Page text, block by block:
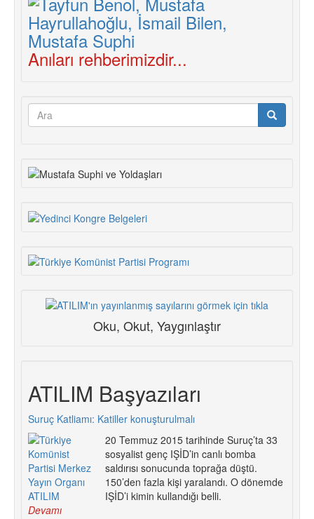
TARİHSEL
DENEYLER
KOMÜNİSTLER
Anıları rehberimizdir...
Arama
Oku, Okut, Yaygınlaştır
ATILIM Başyazıları
Suruç Katliamı: Katiller konuşturulmalı
20 Temmuz 2015 tarihinde Suruç’ta 33
sosyalist genç IŞİD’in canlı bomba
saldırısı sonucunda toprağa düştü.
150’den fazla kişi yaralandı. O dönemde
IŞİD’i kimin kullandığı belli.
Devamı